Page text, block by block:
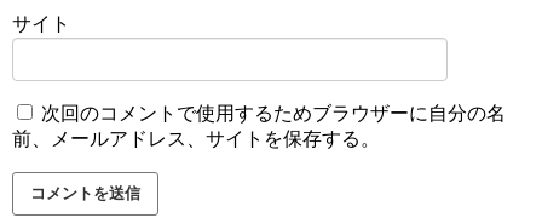
サイト
次回のコメントで使用するためブラウザーに自分の名
前、メールアドレス、サイトを保存する。